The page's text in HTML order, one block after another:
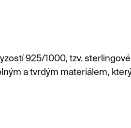
925/1000, tzv.
a tvrdým materiálem,